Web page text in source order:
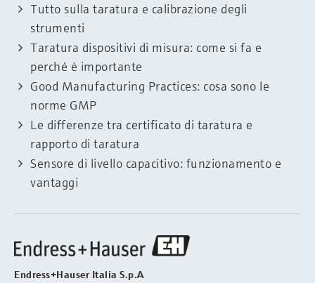
Tutto sulla taratura e calibrazione degli
strumenti
Taratura dispositivi di misura: come si fa e
perché è importante
Good Manufacturing Practices: cosa sono le
norme GMP
Le differenze tra certificato di taratura e
rapporto di taratura
Sensore di livello capacitivo: funzionamento e
vantaggi
Endress+Hauser Italia S.p.A